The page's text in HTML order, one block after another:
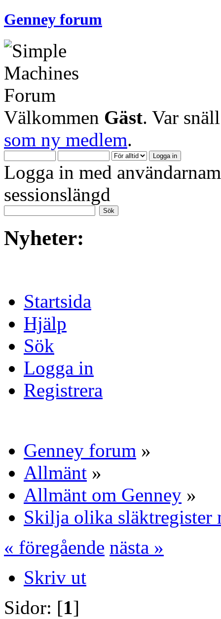
Genney forum
Välkommen Gäst. Var
som ny medlem.
Logga in med
sessionslängd
Nyheter:
Startsida
Hjälp
Sök
Logga in
Registrera
Genney forum »
Allmänt »
Allmänt om Genney »
Skilja olika släktregister
« föregående nästa »
Skriv ut
Sidor: [1]